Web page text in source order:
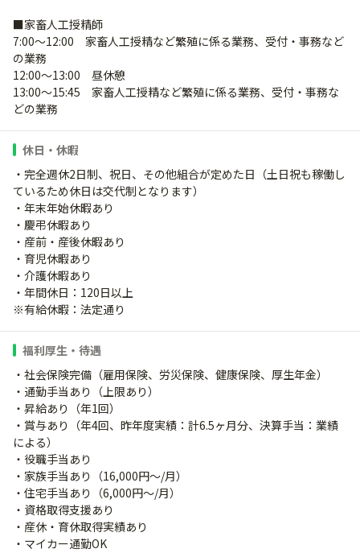
■家畜人工授精師
7:00～12:00 家畜人工授精など繁殖に係る業務、受付・事務など
の業務
12:00～13:00 昼休憩
13:00～15:45 家畜人工授精など繁殖に係る業務、受付・事務な
どの業務
休日・休暇
・完全週休2日制、祝日、その他組合が定めた日（土日祝も稼働し
ているため休日は交代制となります）
・年末年始休暇あり
・慶弔休暇あり
・産前・産後休暇あり
・育児休暇あり
・介護休暇あり
・年間休日：120日以上
※有給休暇：法定通り
福利厚生・待遇
・社会保険完備（雇用保険、労災保険、健康保険、厚生年金）
・通勤手当あり（上限あり）
・昇給あり（年1回）
・賞与あり（年4回、昨年度実績：計6.5ヶ月分、決算手当：業績
による）
・役職手当あり
・家族手当あり（16,000円～/月）
・住宅手当あり（6,000円～/月）
・資格取得支援あり
・産休・育休取得実績あり
・マイカー通勤OK